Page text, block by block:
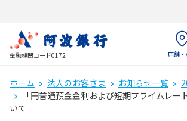
金融機関コード0172 店舗・
ホーム 法人のお客さま お知らせ一覧
「円普通預金金利および短期プライムレー
いて